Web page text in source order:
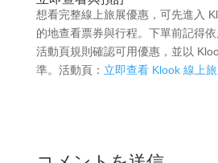
想看完整線上旅展優惠，可先進入
的地查看票券與行程。下單前記得
活動頁規則確認可用優惠，並以
準。活動頁： 立即查看 Klook 線上